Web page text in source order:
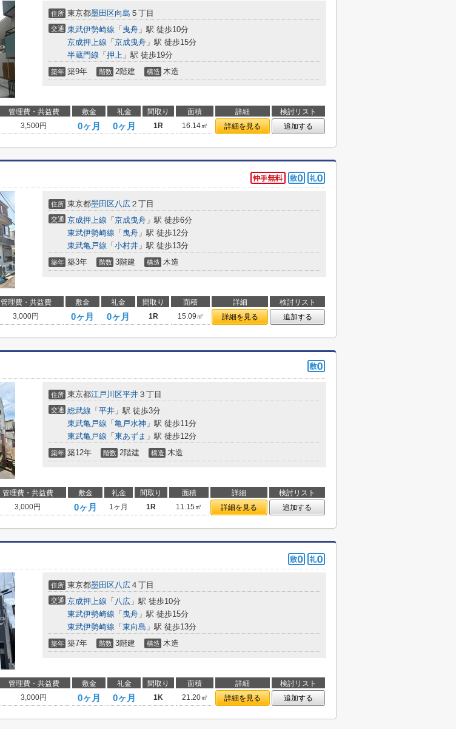
住所 東京都墨田区向島 ５丁目
交通 東武伊勢崎線 「 曳舟 」駅 徒歩10分
京成押上線 「 京成曳舟 」駅 徒歩15分
半蔵門線 「 押上 」駅 徒歩19分
築年 築9年 階数 2階建 構造 木造
管理費・共益費 敷金 礼金 間取り 面積 詳細
検討リスト
3,500円 0ヶ月 0ヶ月 1R 16.14㎡ 詳細を見る 追加する
住所 東京都墨田区八広 ２丁目
交通 京成押上線 「 京成曳舟 」駅 徒歩6分
東武伊勢崎線 「 曳舟 」駅 徒歩12分
東武亀戸線 「 小村井 」駅 徒歩13分
築年 築3年 階数 3階建 構造 木造
管理費・共益費 敷金 礼金 間取り 面積 詳細
検討リスト
3,000円 0ヶ月 0ヶ月 1R 15.09㎡ 詳細を見る 追加する
住所 東京都江戸川区平井 ３丁目
交通 総武線 「 平井 」駅 徒歩3分
東武亀戸線 「 亀戸水神 」駅 徒歩11分
東武亀戸線 「 東あずま 」駅 徒歩12分
築年 築12年 階数 2階建 構造 木造
管理費・共益費 敷金 礼金 間取り 面積 詳細
検討リスト
3,000円 0ヶ月 1ヶ月 1R 11.15㎡ 詳細を見る 追加する
住所 東京都墨田区八広 ４丁目
交通 京成押上線 「 八広 」駅 徒歩10分
東武伊勢崎線 「 曳舟 」駅 徒歩15分
東武伊勢崎線 「 東向島 」駅 徒歩13分
築年 築7年 階数 3階建 構造 木造
管理費・共益費 敷金 礼金 間取り 面積 詳細
検討リスト
3,000円 0ヶ月 0ヶ月 1K 21.20㎡ 詳細を見る 追加する